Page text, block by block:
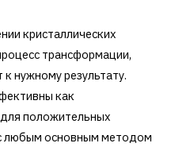
кристаллических
трансформации,
нужному результату.
как
положительных
любым основным методом